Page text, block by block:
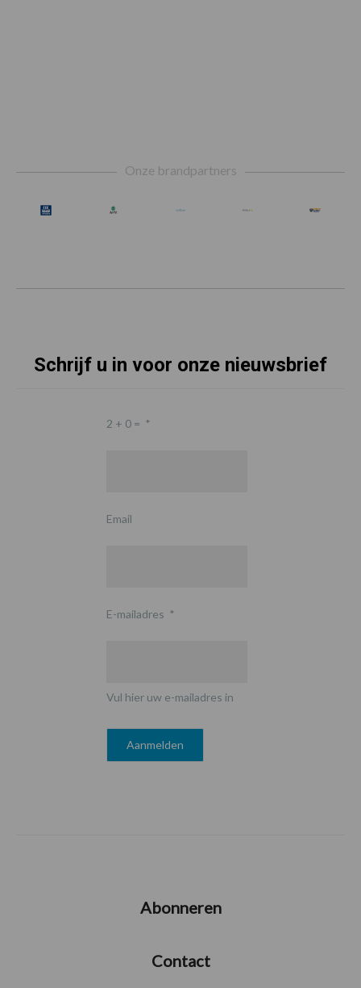
Onze brandpartners
Schrijf u in voor onze nieuwsbrief
2 + 0 = *
Email
E-mailadres *
Vul hier uw e-mailadres in
Abonneren
Contact